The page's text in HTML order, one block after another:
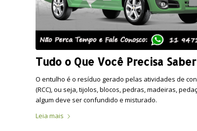
Tudo o Que Você Precisa
O entulho é o resíduo gerado pelas atividades de
(RCC), ou seja, tijolos, blocos, pedras, madeiras,
algum deve ser confundido e misturado.
Leia mais